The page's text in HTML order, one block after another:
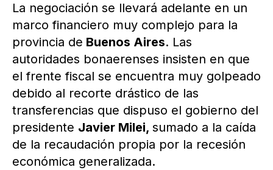
La negociación se llevará adelante en un
marco financiero muy complejo para la
provincia de Buenos Aires. Las
autoridades bonaerenses insisten en que
el frente fiscal se encuentra muy golpeado
debido al recorte drástico de las
transferencias que dispuso el gobierno del
presidente Javier Milei, sumado a la caída
de la recaudación propia por la recesión
económica generalizada.